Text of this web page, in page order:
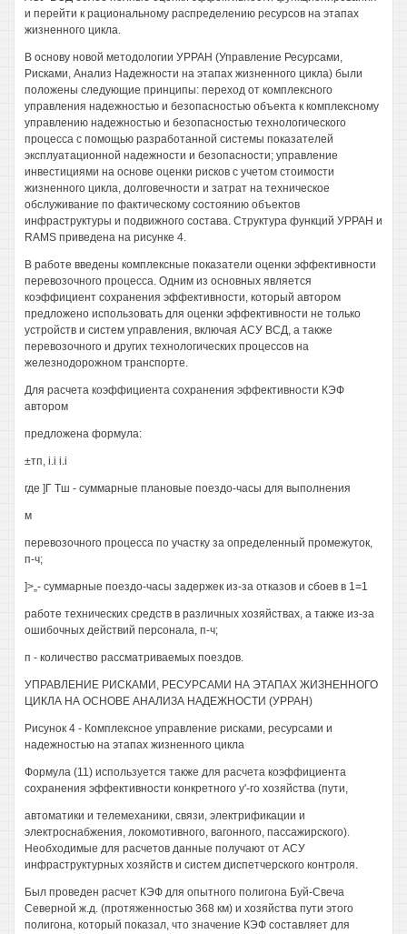
и перейти к рациональному распределению ресурсов на этапах
жизненного цикла.
В основу новой методологии УРРАН (Управление Ресурсами,
Рисками, Анализ Надежности на этапах жизненного цикла) были
положены следующие принципы: переход от комплексного
управления надежностью и безопасностью объекта к комплексному
управлению надежностью и безопасностью технологического
процесса с помощью разработанной системы показателей
эксплуатационной надежности и безопасности; управление
инвестициями на основе оценки рисков с учетом стоимости
жизненного цикла, долговечности и затрат на техническое
обслуживание по фактическому состоянию объектов
инфраструктуры и подвижного состава. Структура функций УРРАН и
RAMS приведена на рисунке 4.
В работе введены комплексные показатели оценки эффективности
перевозочного процесса. Одним из основных является
коэффициент сохранения эффективности, который автором
предложено использовать для оценки эффективности не только
устройств и систем управления, включая АСУ ВСД, а также
перевозочного и других технологических процессов на
железнодорожном транспорте.
Для расчета коэффициента сохранения эффективности КЭФ
автором
предложена формула:
±тп, i.i i.i
где ]Г Тш - суммарные плановые поездо-часы для выполнения
м
перевозочного процесса по участку за определенный промежуток,
п-ч;
]>„- суммарные поездо-часы задержек из-за отказов и сбоев в 1=1
работе технических средств в различных хозяйствах, а также из-за
ошибочных действий персонала, п-ч;
п - количество рассматриваемых поездов.
УПРАВЛЕНИЕ РИСКАМИ, РЕСУРСАМИ НА ЭТАПАХ ЖИЗНЕННОГО
ЦИКЛА НА ОСНОВЕ АНАЛИЗА НАДЕЖНОСТИ (УРРАН)
Рисунок 4 - Комплексное управление рисками, ресурсами и
надежностью на этапах жизненного цикла
Формула (11) используется также для расчета коэффициента
сохранения эффективности конкретного у'-го хозяйства (пути,
автоматики и телемеханики, связи, электрификации и
электроснабжения, локомотивного, вагонного, пассажирского).
Необходимые для расчетов данные получают от АСУ
инфраструктурных хозяйств и систем диспетчерского контроля.
Был проведен расчет КЭФ для опытного полигона Буй-Свеча
Северной ж.д. (протяженностью 368 км) и хозяйства пути этого
полигона, который показал, что значение КЭФ составляет для